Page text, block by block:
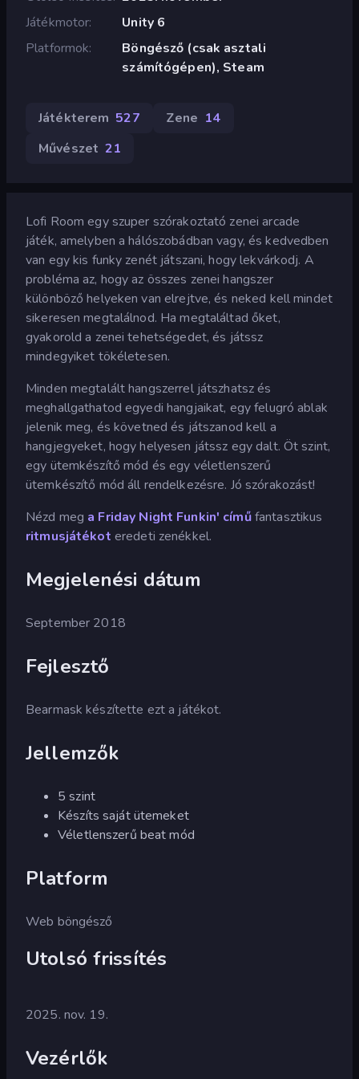
Játékmotor
Unity 6
Platformok
Böngésző (csak asztali
számítógépen), Steam
Játékterem 527 Zene 14
Művészet 21
Lofi Room egy szuper szórakoztató zenei arcade
játék, amelyben a hálószobádban vagy, és kedvedben
van egy kis funky zenét játszani, hogy lekvárkodj. A
probléma az, hogy az összes zenei hangszer
különböző helyeken van elrejtve, és neked kell mindet
sikeresen megtalálnod. Ha megtaláltad őket,
gyakorold a zenei tehetségedet, és játssz
mindegyiket tökéletesen.
Minden megtalált hangszerrel játszhatsz és
meghallgathatod egyedi hangjaikat, egy felugró ablak
jelenik meg, és követned és játszanod kell a
hangjegyeket, hogy helyesen játssz egy dalt. Öt szint,
egy ütemkészítő mód és egy véletlenszerű
ütemkészítő mód áll rendelkezésre. Jó szórakozást!
Nézd meg a Friday Night Funkin' címűfantasztikus
ritmusjátékot eredeti zenékkel.
Megjelenési dátum
September 2018
Fejlesztő
Bearmask készítette ezt a játékot.
Jellemzők
5 szint
Készíts saját ütemeket
Véletlenszerű beat mód
Platform
Web böngésző
Utolsó frissítés
2025. nov. 19.
Vezérlők